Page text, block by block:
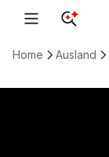
Home Ausland